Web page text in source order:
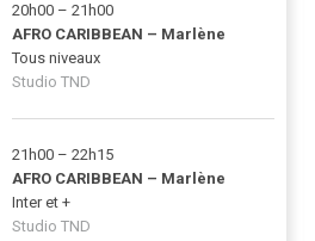
20h00 – 21h00
AFRO CARIBBEAN – Marlène
Tous niveaux
Studio TND
21h00 – 22h15
AFRO CARIBBEAN – Marlène
Inter et +
Studio TND